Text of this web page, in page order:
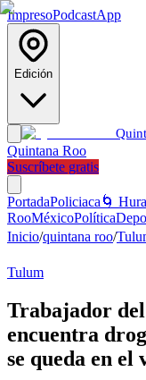
ImpresoPodcastApp
Edición
Quintana Roo
Suscríbete gratis
PortadaPoliciaca 🌀
RooMéxicoPolítica
Inicio/quintana roo/
Tulum
Trabajador
encuentra
se queda en el